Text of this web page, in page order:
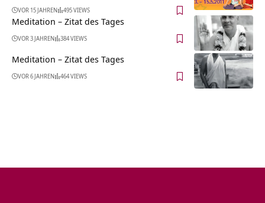
VOR 15 JAHREN 495 VIEWS
Meditation – Zitat des Tages
VOR 3 JAHREN 384 VIEWS
Meditation – Zitat des Tages
VOR 6 JAHREN 464 VIEWS